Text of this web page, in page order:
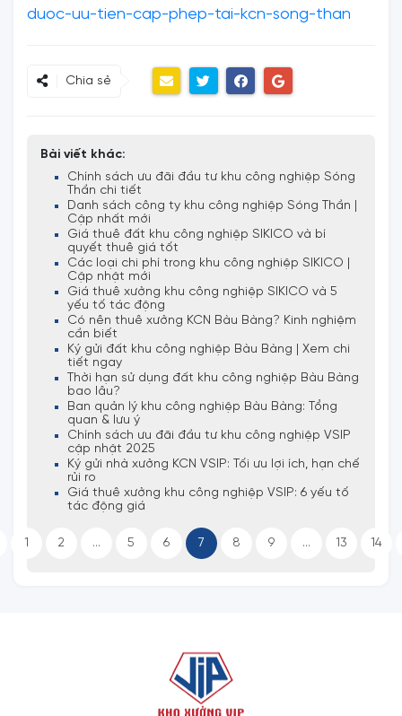
duoc-uu-tien-cap-phep-tai-kcn-song-than
Chia sẻ
Bài viết khác:
Chính sách ưu đãi đầu tư khu công nghiệp Sóng
Thần chi tiết
Danh sách công ty khu công nghiệp Sóng Thần |
Cập nhất mới
Giá thuê đất khu công nghiệp SIKICO và bí
quyết thuê giá tốt
Các loại chi phí trong khu công nghiệp SIKICO |
Cập nhật mới
Giá thuê xưởng khu công nghiệp SIKICO và 5
yếu tố tác động
Có nên thuê xưởng KCN Bàu Bàng? Kinh nghiệm
cần biết
Ký gửi đất khu công nghiệp Bàu Bàng | Xem chi
tiết ngay
Thời hạn sử dụng đất khu công nghiệp Bàu Bàng
bao lâu?
Ban quản lý khu công nghiệp Bàu Bàng: Tổng
quan & lưu ý
Chính sách ưu đãi đầu tư khu công nghiệp VSIP
cập nhật 2025
Ký gửi nhà xưởng KCN VSIP: Tối ưu lợi ích, hạn chế
rủi ro
Giá thuê xưởng khu công nghiệp VSIP: 6 yếu tố
tác động giá
1 2 ... 5 6 7 8 9 ... 13 14